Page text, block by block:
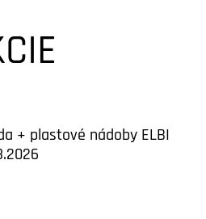
+ plastové nádoby ELBI